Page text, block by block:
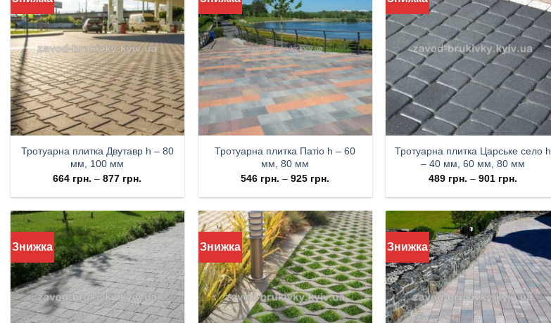
Тротуарна плитка Двутавр h – 80
мм, 100 мм
664 грн. –877 грн.
Тротуарна плитка Патіо h – 60
мм, 80 мм
546 грн. –925 грн.
Тротуарна плитка Царське село h
– 40 мм, 60 мм, 80 мм
489 грн. – 901 грн.
Знижка Знижка Знижка